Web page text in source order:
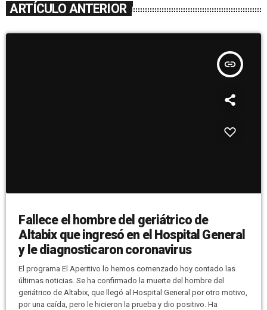
ARTÍCULO ANTERIOR
insert_link
Fallece el hombre del geriátrico de
Altabix que ingresó en el Hospital General
y le diagnosticaron coronavirus
El programa El Aperitivo lo hemos comenzado hoy contado las
últimas noticias. Se ha confirmado la muerte del hombre del
geriátrico de Altabix, que llegó al Hospital General por otro motivo,
por una caída, pero le hicieron la prueba y dio positivo. Ha